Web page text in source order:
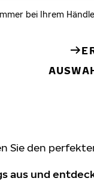
bei Ihrem
Sie den
aus und